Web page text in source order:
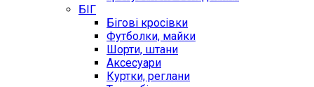
БІГ
Бігові кросівки
Футболки, майки
Шорти, штани
Аксесуари
Куртки, реглани